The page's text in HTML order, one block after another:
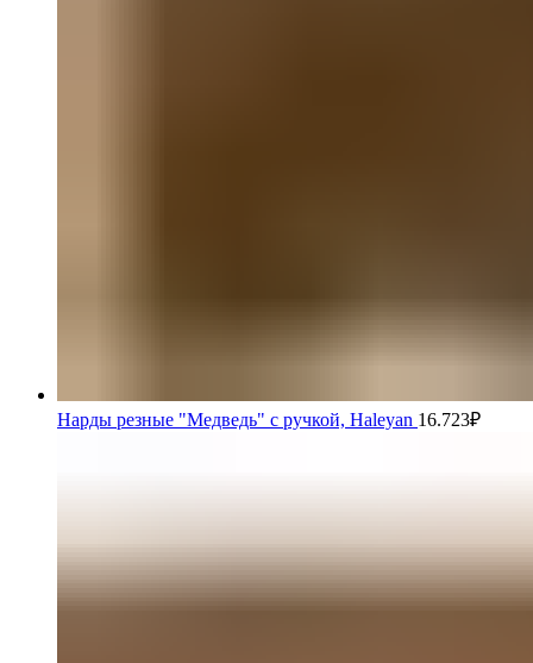
Нарды резные "Медведь" с ручкой, Haleyan 16.723₽